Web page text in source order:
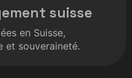
suisse
en Suisse,
et souveraineté.